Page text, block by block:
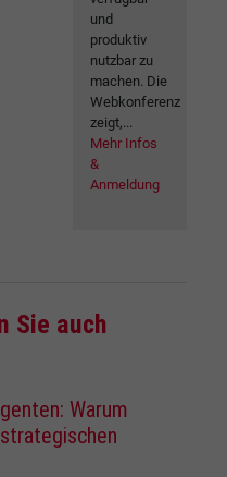
und
produktiv
nutzbar zu
machen. Die
Webkonferenz
zeigt,...
Mehr Infos
&
Anmeldung
Sie auch
Warum